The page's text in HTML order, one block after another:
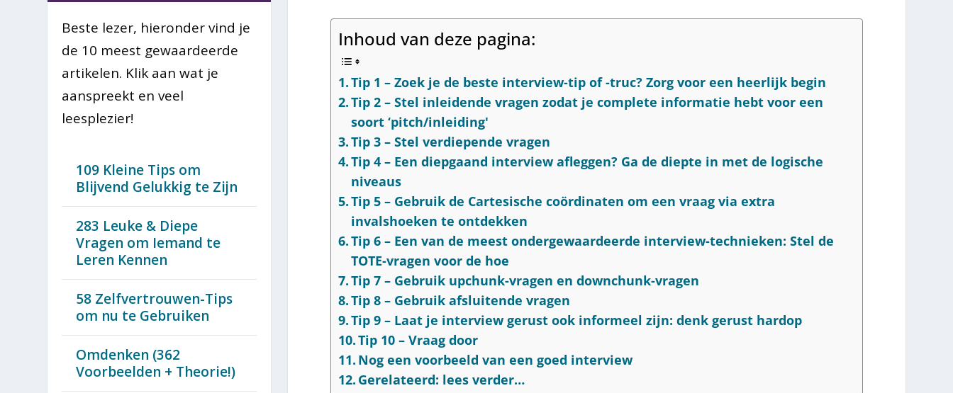
Inhoud van deze pagina:
Tip 1 – Zoek je de beste interview-tip of -truc? Zorg voor een heerlijk begin
Tip 2 – Stel inleidende vragen zodat je complete informatie hebt voor een
soort ‘pitch/inleiding'
Tip 3 – Stel verdiepende vragen
Tip 4 – Een diepgaand interview afleggen? Ga de diepte in met de logische
niveaus
Tip 5 – Gebruik de Cartesische coördinaten om een vraag via extra
invalshoeken te ontdekken
Tip 6 – Een van de meest ondergewaardeerde interview-technieken: Stel de
TOTE-vragen voor de hoe
Tip 7 – Gebruik upchunk-vragen en downchunk-vragen
Tip 8 – Gebruik afsluitende vragen
Tip 9 – Laat je interview gerust ook informeel zijn: denk gerust hardop
Tip 10 – Vraag door
Nog een voorbeeld van een goed interview
Gerelateerd: lees verder…
Beste lezer, hieronder vind je
de 10 meest gewaardeerde
artikelen. Klik aan wat je
aanspreekt en veel
leesplezier!
109 Kleine Tips om
Blijvend Gelukkig te Zijn
283 Leuke & Diepe
Vragen om Iemand te
Leren Kennen
58 Zelfvertrouwen-Tips
om nu te Gebruiken
Omdenken (362
Voorbeelden + Theorie!)